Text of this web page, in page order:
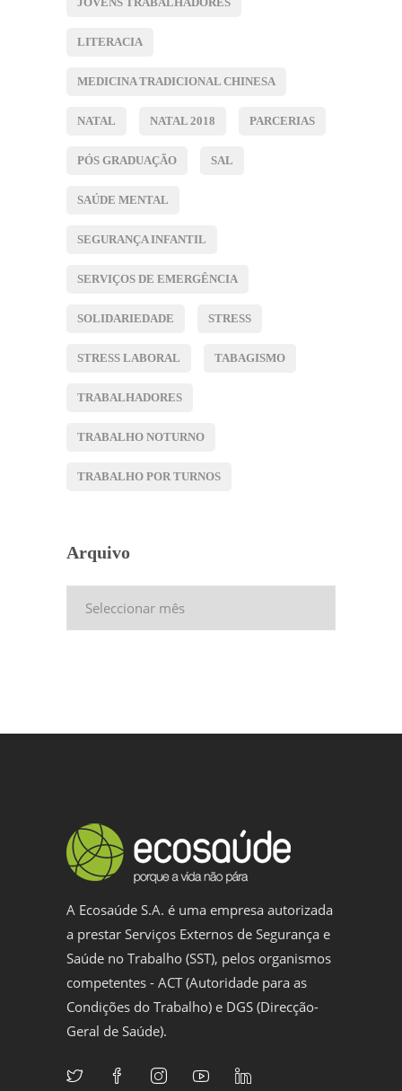
LITERACIA
MEDICINA TRADICIONAL CHINESA
NATAL NATAL 2018 PARCERIAS
PÓS GRADUAÇÃO SAL
SAÚDE MENTAL
SEGURANÇA INFANTIL
SERVIÇOS DE EMERGÊNCIA
SOLIDARIEDADE STRESS
STRESS LABORAL TABAGISMO
TRABALHADORES
TRABALHO NOTURNO
TRABALHO POR TURNOS
Arquivo
A Ecosaúde S.A. é uma empresa autorizada
a prestar Serviços Externos de Segurança e
Saúde no Trabalho (SST), pelos organismos
competentes - ACT (Autoridade para as
Condições do Trabalho) e DGS (Direcção-
Geral de Saúde).